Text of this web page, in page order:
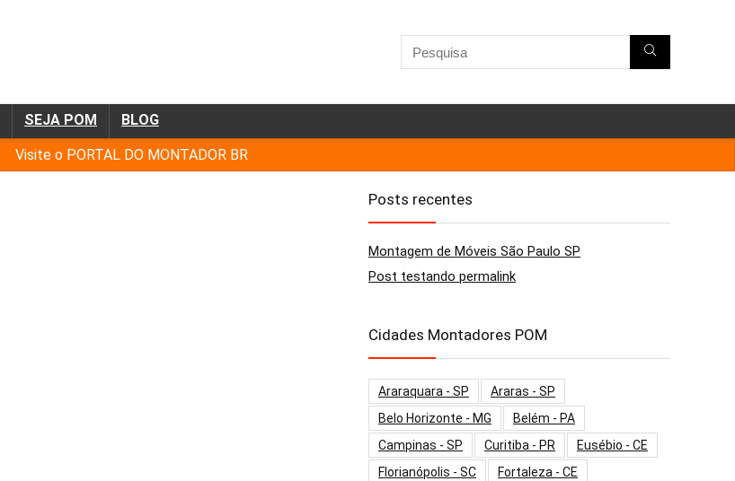
SEJA POM BLOG
Visite o PORTAL DO MONTADOR BR
Posts recentes
Montagem de Móveis São Paulo SP
Post testando permalink
Cidades Montadores POM
Araraquara - SP
Araras - SP
Belo Horizonte - MG
Belém - PA
Campinas - SP
Curitiba - PR
Eusébio - CE
Florianópolis - SC
Fortaleza - CE